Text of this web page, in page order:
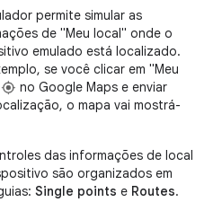
permite simular as
de "Meu local" onde o
emulado está localizado.
se você clicar em "Meu
no Google Maps e enviar
o mapa vai mostrá-
das informações de local
são organizados em
Single points e Routes.